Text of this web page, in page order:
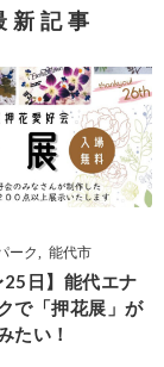
新記事
ーク
能代市
25日】能代エナ
で「押花展」が
たい！